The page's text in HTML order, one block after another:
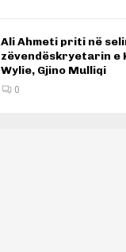
Ali Ahmeti priti në
zëvendëskryetarin e
Wylie, Gjino Mulliqi
0